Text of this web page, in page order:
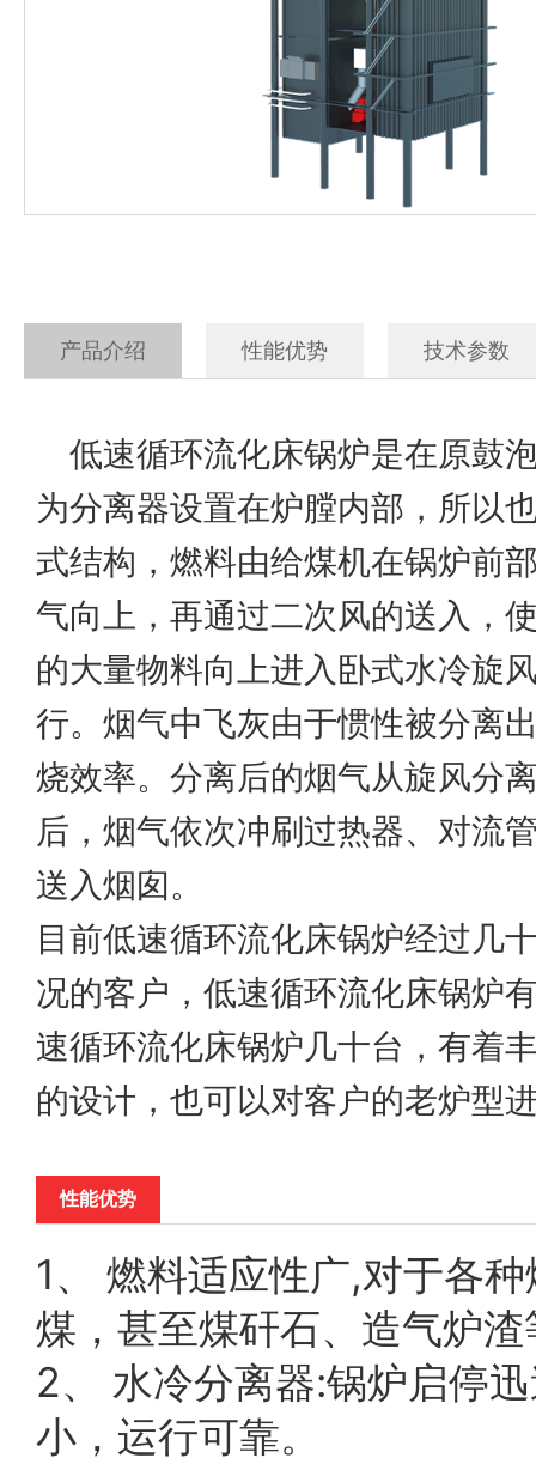
产品介绍 性能优势 技术参数
低速循环流化床锅炉是在原鼓
为分离器设置在炉膛内部，所以
式结构，燃料由给煤机在锅炉前
气向上，再通过二次风的送入，
的大量物料向上进入卧式水冷旋
行。烟气中飞灰由于惯性被分离
烧效率。分离后的烟气从旋风分
后，烟气依次冲刷过热器、对流
送入烟囱。
目前低速循环流化床锅炉经过几
况的客户，低速循环流化床锅炉
速循环流化床锅炉几十台，有着
的设计，也可以对客户的老炉型
性能优势
1、 燃料适应性广,对于各
煤，甚至煤矸石、造气炉
2、 水冷分离器:锅炉启停
小，运行可靠。